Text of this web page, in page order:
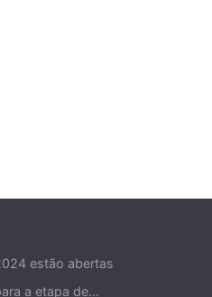
estão abertas
a etapa de...